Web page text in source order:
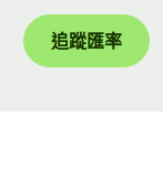
追蹤匯率